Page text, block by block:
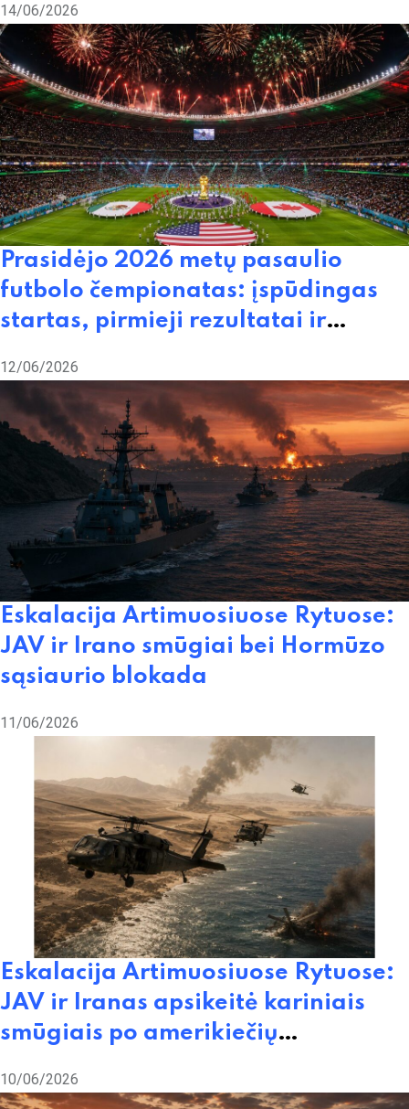
14/06/2026
Prasidėjo 2026 metų pasaulio
futbolo čempionatas: įspūdingas
startas, pirmieji rezultatai ir
12/06/2026
Eskalacija Artimuosiuose Rytuose:
JAV ir Irano smūgiai bei Hormūzo
sąsiaurio blokada
11/06/2026
Eskalacija Artimuosiuose Rytuose:
JAV ir Iranas apsikeitė kariniais
smūgiais po amerikiečių
numušimo
10/06/2026